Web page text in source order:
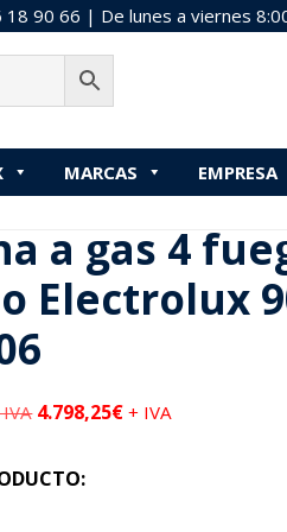
18 90 66 | De lunes a viernes
MARCAS EMPRESA
900 XP 391006
Electrolux 900 XP 391006
a gas 4
Electrolux
4.798,25€ + IVA